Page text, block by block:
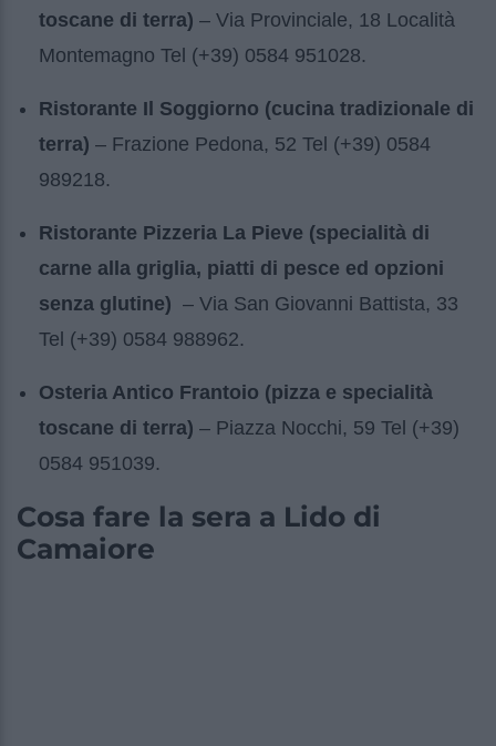
toscane di terra) – Via Provinciale, 18 Località
Montemagno Tel (+39) 0584 951028.
Ristorante Il Soggiorno (cucina tradizionale di
terra) – Frazione Pedona, 52 Tel (+39) 0584
989218.
Ristorante Pizzeria La Pieve (specialità di
carne alla griglia, piatti di pesce ed opzioni
senza glutine) – Via San Giovanni Battista, 33
Tel (+39) 0584 988962.
Osteria Antico Frantoio (pizza e specialità
toscane di terra) – Piazza Nocchi, 59 Tel (+39)
0584 951039.
Cosa fare la sera a Lido di
Camaiore